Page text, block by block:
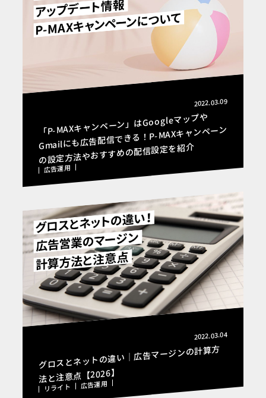
2022.03.09
「P-MAXキャンペーン」はGoogleマップや
Gmailにも広告配信できる！P-MAXキャンペーン
の設定方法やおすすめの配信設定を紹介
広告運用
2022.03.04
グロスとネットの違い｜広告マージンの計算方
法と注意点【2026】
リライト 広告運用